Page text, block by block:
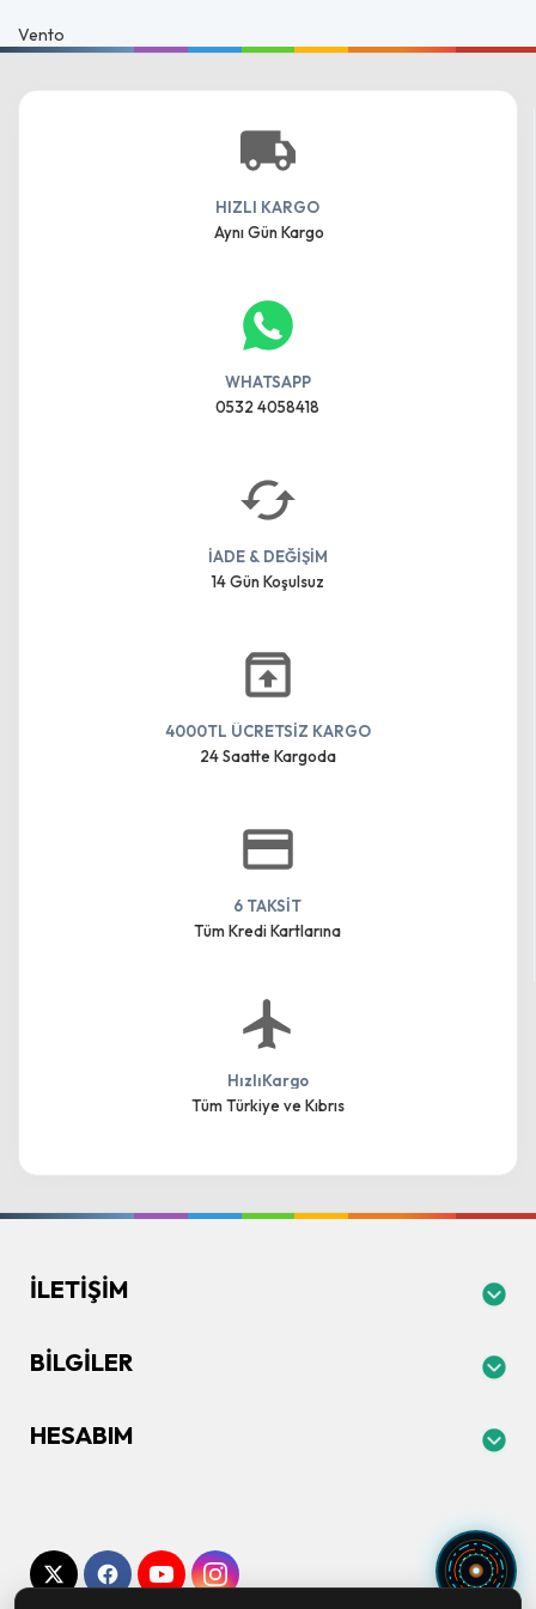
Vento
HIZLI KARGO
Aynı Gün Kargo
WHATSAPP
0532 4058418
İADE & DEĞİŞİM
14 Gün Koşulsuz
4000TL ÜCRETSİZ KARGO
24 Saatte Kargoda
6 TAKSİT
Tüm Kredi Kartlarına
HızlıKargo
Tüm Türkiye ve Kıbrıs
İLETIŞIM
BILGILER
HESABIM